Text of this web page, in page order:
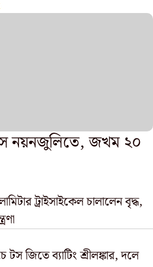
বাস নয়নজুলিতে, জখম ২০
ট্রাইসাইকেল চালালেন বৃদ্ধ,
টস জিতে ব্যাটিং শ্রীলঙ্কার, দলে